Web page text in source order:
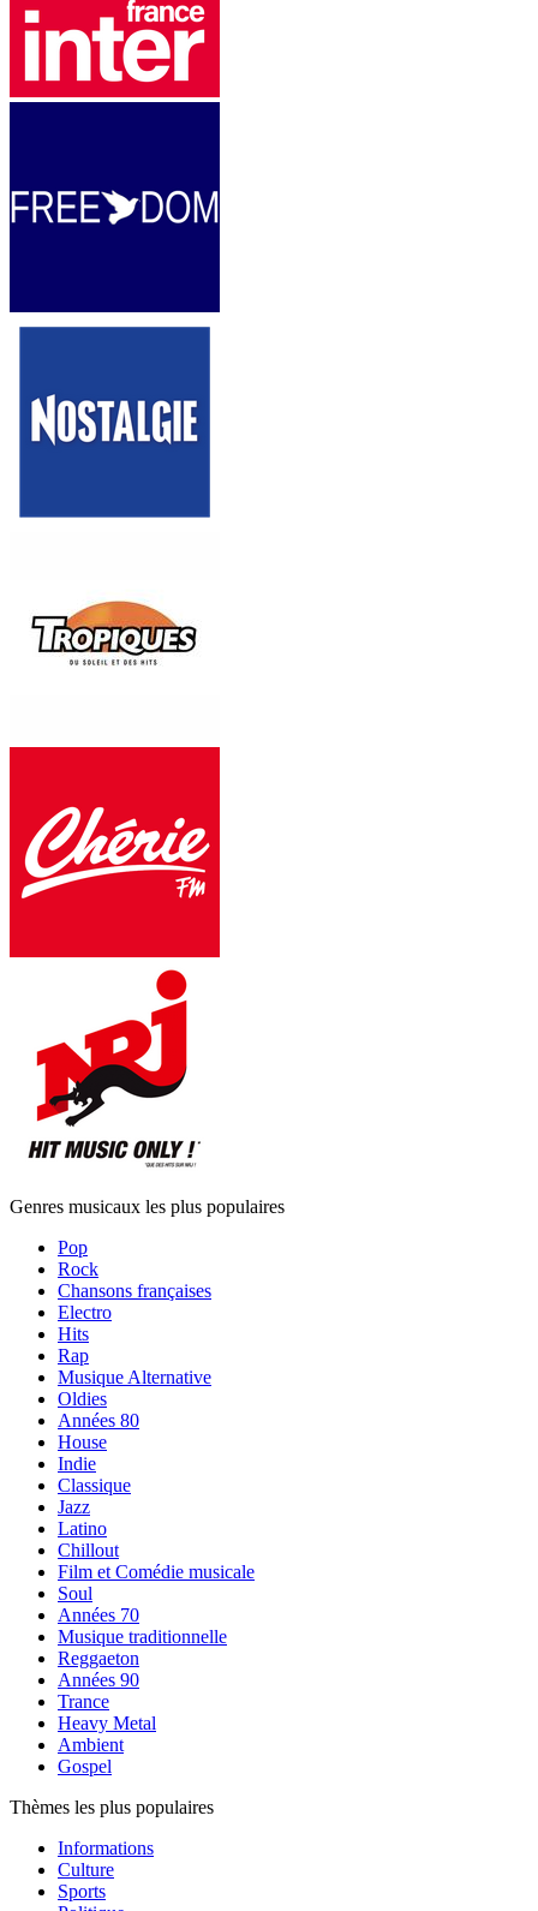
Genres musicaux les plus populaires
Pop
Rock
Chansons françaises
Electro
Hits
Rap
Musique Alternative
Oldies
Années 80
House
Indie
Classique
Jazz
Latino
Chillout
Film et Comédie musicale
Soul
Années 70
Musique traditionnelle
Reggaeton
Années 90
Trance
Heavy Metal
Ambient
Gospel
Thèmes les plus populaires
Informations
Culture
Sports